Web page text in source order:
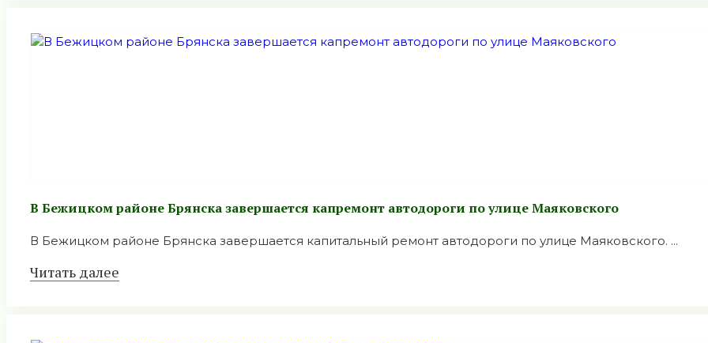
В Бежицком районе Брянска завершается капремонт автодороги по улице Маяковского
В Бежицком районе Брянска завершается капитальный ремонт автодороги по улице Маяковского. ...
Читать далее